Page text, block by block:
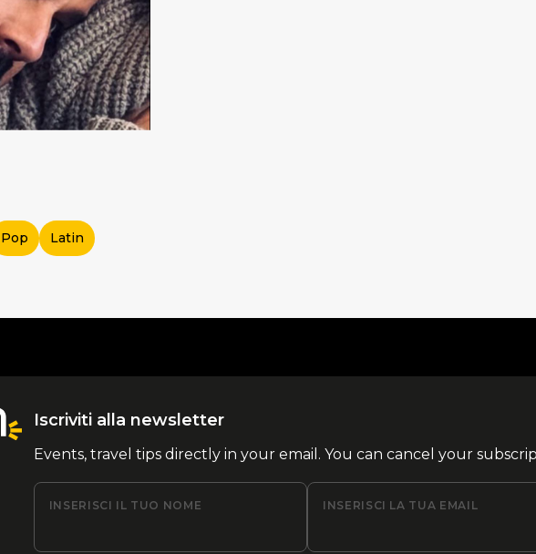
Pop Latin
Iscriviti alla newsletter
Events, travel tips directly in your email. You can cancel your
INSERISCI IL TUO NOME INSERISCI LA TUA EMAIL